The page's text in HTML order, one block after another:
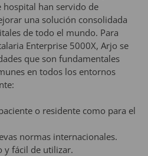
hospital han servido de
una solución consolidada
de todo el mundo. Para
Enterprise 5000X, Arjo se
que son fundamentales
en todos los entornos
o residente como para el
normas internacionales.
y fácil de utilizar.